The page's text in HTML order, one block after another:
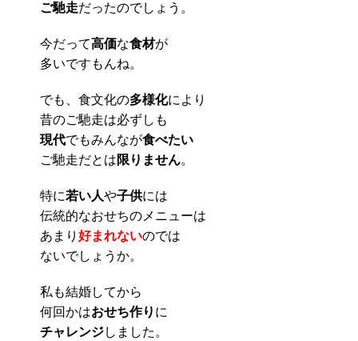
ご馳走だったのでしょう。
今だって高価な食材が
多いですもんね。
でも、食文化の多様化により
昔のご馳走は必ずしも
現代でもみんなが食べたい
ご馳走だとは限りません。
特に若い人や子供には
伝統的なおせちのメニューは
あまり 好まれないのでは
ないでしょうか。
私も結婚してから
何回かはおせち作り に
チャレンジしました。